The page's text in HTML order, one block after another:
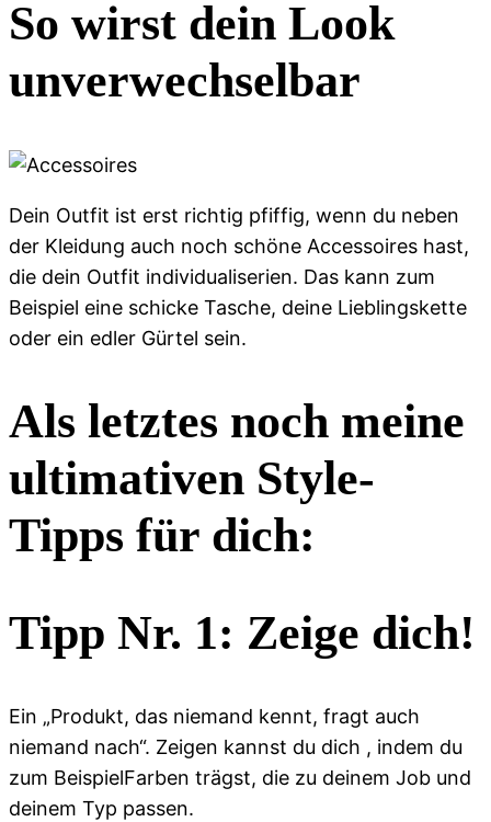
So wirst dein Look
unverwechselbar
Dein Outfit ist erst richtig pfiffig, wenn du neben
der Kleidung auch noch schöne Accessoires hast,
die dein Outfit individualiserien. Das kann zum
Beispiel eine schicke Tasche, deine Lieblingskette
oder ein edler Gürtel sein.
Als letztes noch meine
ultimativen Style-
Tipps für dich:
Tipp Nr. 1: Zeige dich!
Ein „Produkt, das niemand kennt, fragt auch
niemand nach“. Zeigen kannst du dich , indem du
zum BeispielFarben trägst, die zu deinem Job und
deinem Typ passen.